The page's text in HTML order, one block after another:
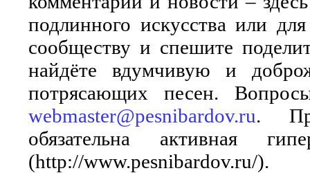
подлинного искусства или
сообществу и спешите
найдёте вдумчивую и
потрясающих песен.
webmaster@pesnibardov.ru.
обязательна активная
(http://www.pesnibardov.ru/).